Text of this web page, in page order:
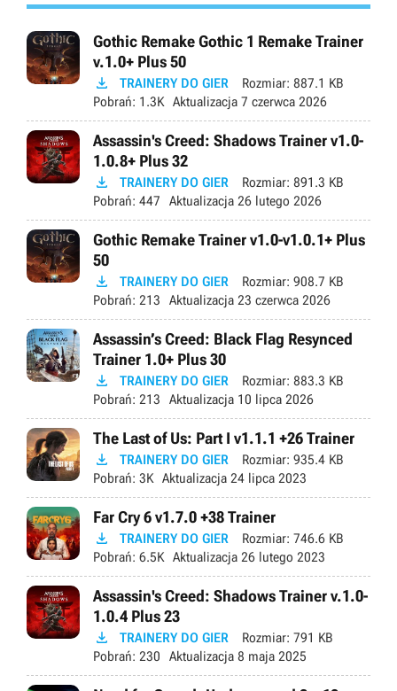
Gothic Remake Gothic 1 Remake Trainer
v.1.0+ Plus 50
 TRAINERY DO GIER Rozmiar: 887.1 KB
Pobrań: 1.3K Aktualizacja 7 czerwca 2026
Assassin's Creed: Shadows Trainer v1.0-
1.0.8+ Plus 32
 TRAINERY DO GIER Rozmiar: 891.3 KB
Pobrań: 447 Aktualizacja 26 lutego 2026
Gothic Remake Trainer v1.0-v1.0.1+ Plus
50
 TRAINERY DO GIER Rozmiar: 908.7 KB
Pobrań: 213 Aktualizacja 23 czerwca 2026
Assassin’s Creed: Black Flag Resynced
Trainer 1.0+ Plus 30
 TRAINERY DO GIER Rozmiar: 883.3 KB
Pobrań: 213 Aktualizacja 10 lipca 2026
The Last of Us: Part I v1.1.1 +26 Trainer
 TRAINERY DO GIER Rozmiar: 935.4 KB
Pobrań: 3K Aktualizacja 24 lipca 2023
Far Cry 6 v1.7.0 +38 Trainer
 TRAINERY DO GIER Rozmiar: 746.6 KB
Pobrań: 6.5K Aktualizacja 26 lutego 2023
Assassin's Creed: Shadows Trainer v.1.0-
1.0.4 Plus 23
 TRAINERY DO GIER Rozmiar: 791 KB
Pobrań: 230 Aktualizacja 8 maja 2025